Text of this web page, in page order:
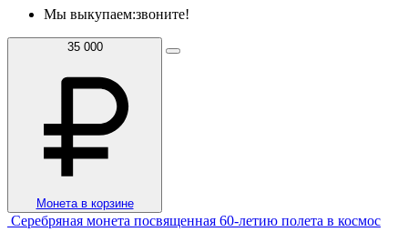
Мы выкупаем:звоните!
35 000
Монета в корзине
Серебряная монета посвященная 60-летию полета в космос